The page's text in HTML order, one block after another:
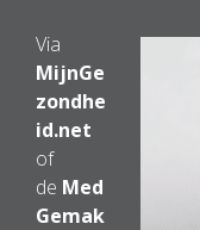
Via
MijnGe
zondhe
id.net
of
de Med
Gemak